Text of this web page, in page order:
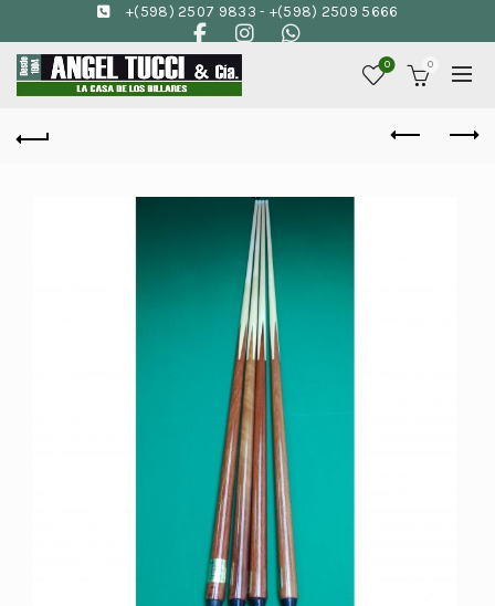
+(598) 2507 9833 - +(598) 2509 5666
0 0